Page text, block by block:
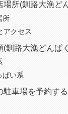
場所(釧路大漁ど
所
アクセス
(釧路大漁どんぱ
ぱい系
駐車場を予約す